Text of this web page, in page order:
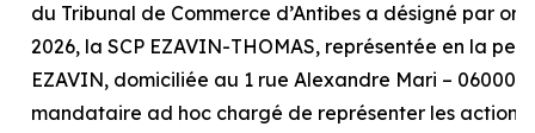
du Tribunal de Commerce d’Antibes a désigné par
2026, la SCP EZAVIN-THOMAS, représentée en la
EZAVIN, domiciliée au 1 rue Alexandre Mari – 06000
mandataire ad hoc chargé de représenter les